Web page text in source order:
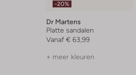
-20%
Dr Martens
Platte sandalen
Vanaf € 63,99
+ meer kleuren